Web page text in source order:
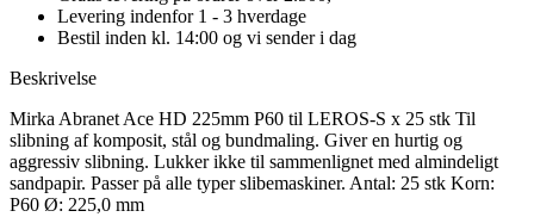
Levering indenfor 1 - 3 hverdage
Bestil inden kl. 14:00 og vi sender i dag
Beskrivelse
Mirka Abranet Ace HD 225mm P60 til LEROS-S x 25 stk Til
slibning af komposit, stål og bundmaling. Giver en hurtig og
aggressiv slibning. Lukker ikke til sammenlignet med almindeligt
sandpapir. Passer på alle typer slibemaskiner. Antal: 25 stk Korn:
P60 Ø: 225,0 mm